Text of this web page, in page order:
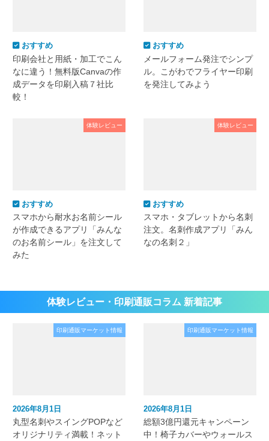
おすすめ
印刷会社と用紙・加工でこん
なに違う！無料版Canvaの作
成データを印刷入稿７社比
較！
おすすめ
メールフォーム発注でシンプ
ル。こがわでフライヤー印刷
を発注してみよう
体験レビュー
おすすめ
スマホから耐水お名前シール
が作成できるアプリ「みんな
のお名前シール」を注文して
みた
体験レビュー
おすすめ
スマホ・タブレットから名刺
注文。名刺作成アプリ「みん
なの名刺２」
体験レビュー・印刷通販コラム 新着記事
印刷通販マーケット情報
2026年8月1日
丸型名刺やスイングPOPなど
オリジナリティ満載！ネット
印刷通販マーケット情報
2026年8月1日
総額3億円還元キャンペーン
中！椅子カバーやウォールス